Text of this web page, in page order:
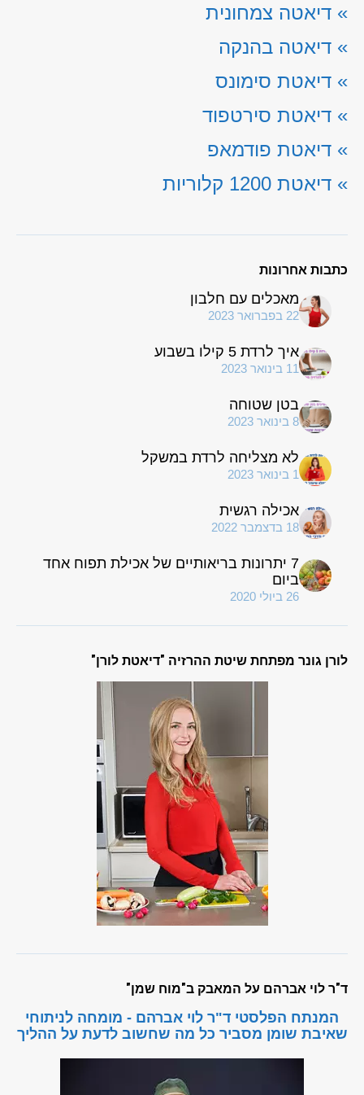
» דיאטה צמחונית
» דיאטה בהנקה
» דיאטת סימונס
» דיאטת סירטפוד
» דיאטת פודמאפ
» דיאטת 1200 קלוריות
כתבות אחרונות
מאכלים עם חלבון
22 בפברואר 2023
איך לרדת 5 קילו בשבוע
11 בינואר 2023
בטן שטוחה
8 בינואר 2023
לא מצליחה לרדת במשקל
1 בינואר 2023
אכילה רגשית
18 בדצמבר 2022
7 יתרונות בריאותיים של אכילת תפוח אחד
ביום
26 ביולי 2020
לורן גונר מפתחת שיטת ההרזיה "דיאטת לורן"
ד"ר לוי אברהם על המאבק ב"מוח שמן"
המנתח הפלסטי ד"ר לוי אברהם - מומחה לניתוחי
שאיבת שומן מסביר כל מה שחשוב לדעת על ההליך